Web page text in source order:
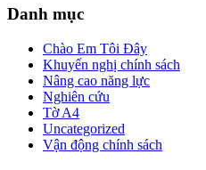
Danh mục
Chào Em Tôi Đây
Khuyến nghị chính sách
Nâng cao năng lực
Nghiên cứu
Tờ A4
Uncategorized
Vận động chính sách